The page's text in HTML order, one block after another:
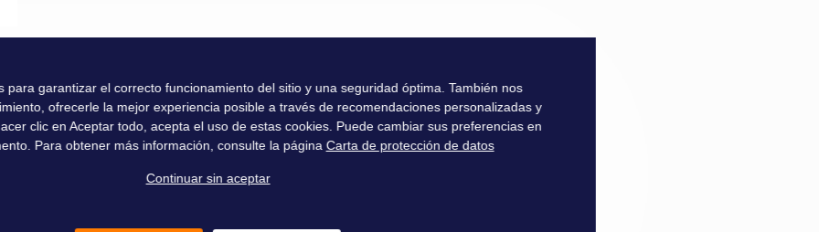
para garantizar el correcto funcionamiento del sitio y una seguridad óptima. También nos
ofrecerle la mejor experiencia posible a través de recomendaciones personalizadas y
clic en Aceptar todo, acepta el uso de estas cookies. Puede cambiar sus preferencias en
Para obtener más información, consulte la página Carta de protección de datos
Continuar sin aceptar